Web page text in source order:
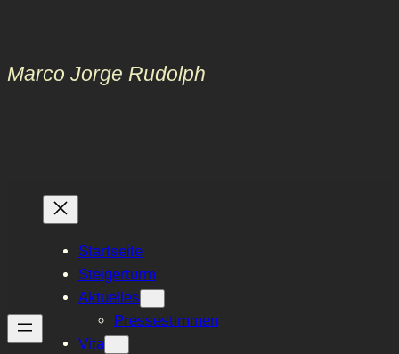
springen
Marco Jorge Rudolph
Startseite
Steigerturm
Aktuelles
Pressestimmen
Vita